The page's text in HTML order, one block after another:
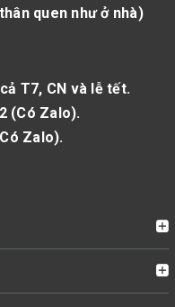
quen như ở nhà)
T7, CN và lễ tết.
(Có Zalo).
Có Zalo).